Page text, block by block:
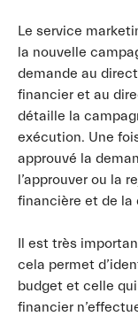
Le service
la nouvelle
demande au
financier et au
détaille la
exécution. Une
approuvé la
l’approuver ou la
financière et de la
Il est très
cela permet
budget et celle
financier